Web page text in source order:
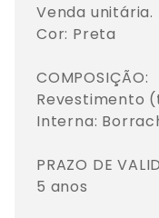
Venda unitária.
Cor: Preta
COMPOSIÇÃO:
Revestimento
Interna:
PRAZO DE
5 anos